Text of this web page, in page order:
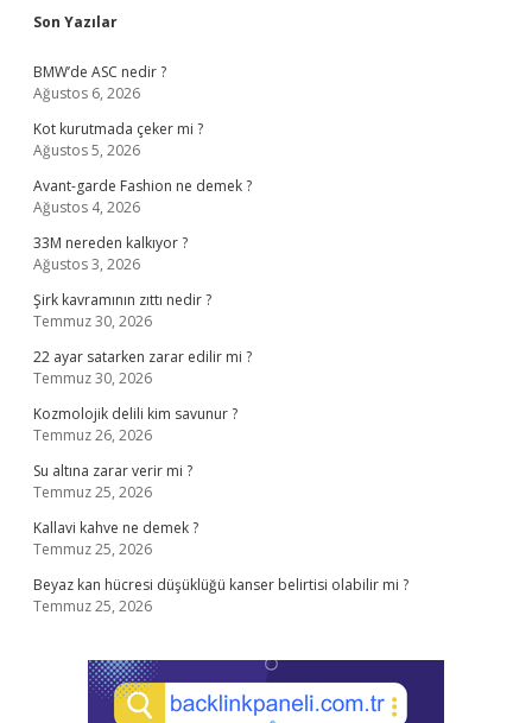
Sidebar
Son Yazılar
BMW’de ASC nedir ?
Ağustos 6, 2026
Kot kurutmada çeker mi ?
Ağustos 5, 2026
Avant-garde Fashion ne demek ?
Ağustos 4, 2026
33M nereden kalkıyor ?
Ağustos 3, 2026
Şirk kavramının zıttı nedir ?
Temmuz 30, 2026
22 ayar satarken zarar edilir mi ?
Temmuz 30, 2026
Kozmolojik delili kim savunur ?
Temmuz 26, 2026
Su altına zarar verir mi ?
Temmuz 25, 2026
Kallavi kahve ne demek ?
Temmuz 25, 2026
Beyaz kan hücresi düşüklüğü kanser belirtisi olabilir mi ?
Temmuz 25, 2026